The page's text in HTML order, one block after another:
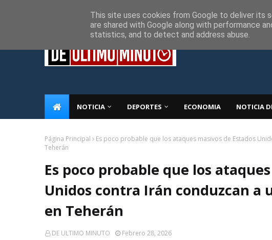
NOTICIA DEPORTES ECONOMIA NOTICIA
Página Principal
Es poco probable que los ataques masivos de Estados
Teherán
Es poco probable que los
Unidos contra Irán conduzcan a
en Teherán
DE ULTIMO MINUTO Febrero 28, 2026
This site uses cookies from Google to deliver its
are shared with Google along with performance
statistics, and to detect and address abuse.